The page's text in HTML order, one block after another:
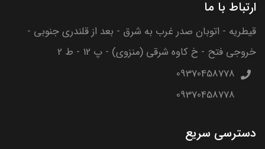
ارتباط با ما
قیطریه - اتوبان صدر غرب به شرق - بعد از قلندری جنوبی -
خروجی فتح - خ کاوه شرقی (منزوی) - پ 12 - ط 2
09370458778
09370458778
دسترسی سریع